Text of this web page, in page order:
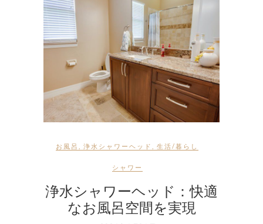
お風呂 浄水シャワーヘッド 生活/暮らし
シャワー
浄水シャワーヘッド：快適
なお風呂空間を実現